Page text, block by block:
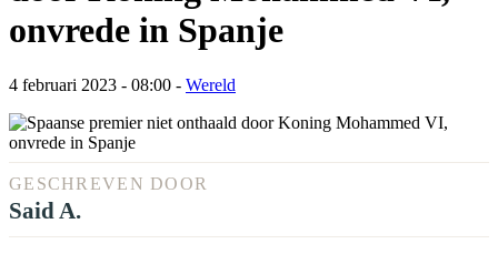
onvrede in Spanje
4 februari 2023 - 08:00 - Wereld
GESCHREVEN DOOR
Said A.